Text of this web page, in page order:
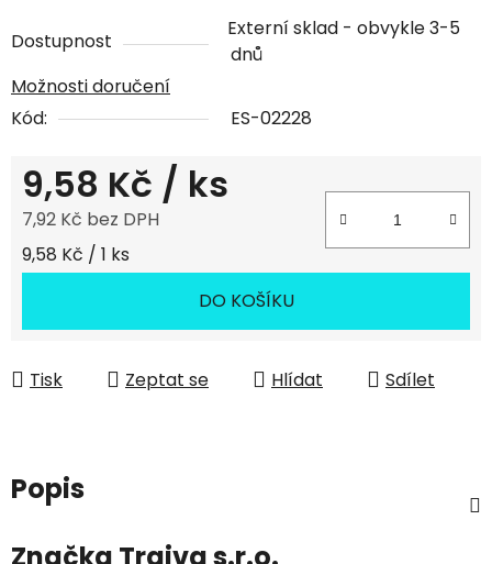
Dostupnost
Externí sklad - obvykle 3-5
dnů
Možnosti doručení
Kód:
ES-02228
9,58 Kč / ks
7,92 Kč bez DPH
Měrná cena:
9,58 Kč / 1 ks
DO KOŠÍKU
Tisk Zeptat se Hlídat Sdílet
Popis